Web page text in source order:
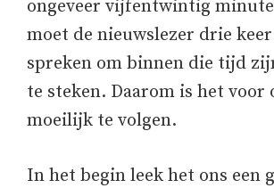
ongeveer vijfentwintig
moet de nieuwslezer drie
spreken om binnen die tijd
te steken. Daarom is het voor
moeilijk te volgen.
In het begin leek het ons een